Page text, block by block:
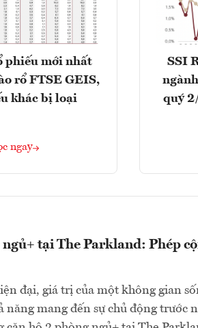
phiếu mới nhất
rổ FTSE GEIS,
khác bị loại
ngay
SSI
quý
tại The Parkland: Phép
đại, giá trị của một không gian
năng mang đến sự chủ động trước